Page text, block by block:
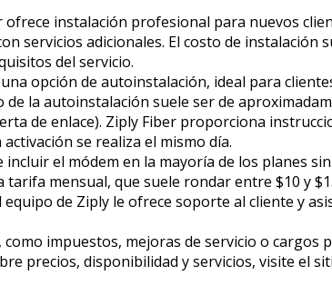
ofrece instalación profesional para nuevos
servicios adicionales. El costo de instalación
del servicio.
opción de autoinstalación, ideal para
la autoinstalación suele ser de
de enlace). Ziply Fiber proporciona
se realiza el mismo día.
incluir el módem en la mayoría de los planes
mensual, que suele rondar entre $10 y
de Ziply le ofrece soporte al cliente y
impuestos, mejoras de servicio o cargos
precios, disponibilidad y servicios, visite el